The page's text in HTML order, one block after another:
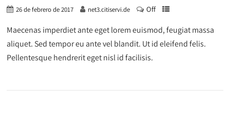
26 de febrero de 2017 net3.citiservi.de Off
Maecenas imperdiet ante eget lorem euismod, feugiat massa
aliquet. Sed tempor eu ante vel blandit. Ut id eleifend felis.
Pellentesque hendrerit eget nisl id facilisis.